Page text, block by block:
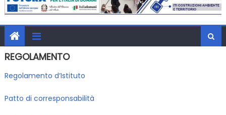
REGOLAMENTO
Regolamento d’Istituto
Patto di corresponsabilità